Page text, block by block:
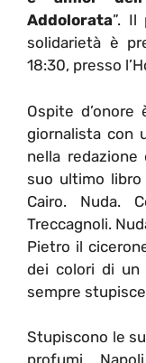
Addolorata”. Il
solidarietà è
18:30, presso
Ospite
giornalista con
nella
suo ultimo libro
Cairo. Nuda.
Treccagnoli.
Pietro il
dei colori di un
sempre
Stupiscono le
profumi.